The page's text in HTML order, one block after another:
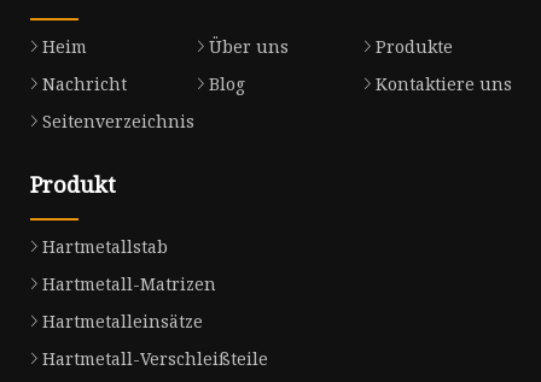
Heim Über uns
Produkte
Nachricht
Blog
Kontaktiere uns
Seitenverzeichnis
Produkt
Hartmetallstab
Hartmetall-Matrizen
Hartmetalleinsätze
Hartmetall-Verschleißteile